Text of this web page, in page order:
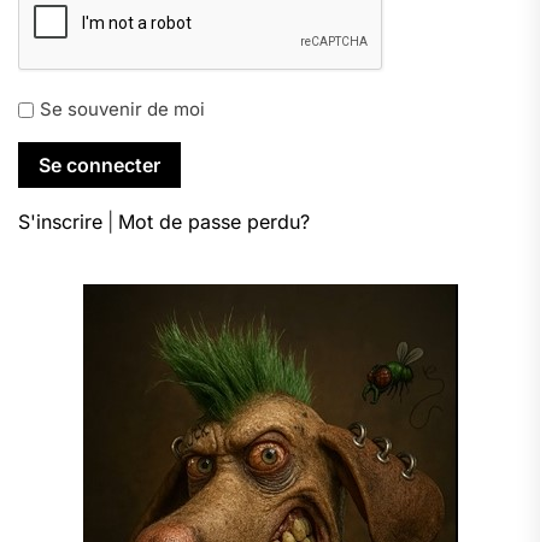
Se souvenir de moi
S'inscrire Mot de passe perdu?